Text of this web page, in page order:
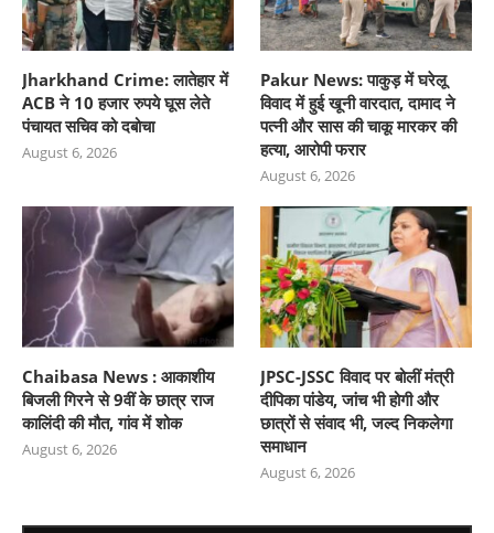
Jharkhand Crime: लातेहार में
ACB ने 10 हजार रुपये घूस लेते
पंचायत सचिव को दबोचा
August 6, 2026
Pakur News: पाकुड़ में घरेलू
विवाद में हुई खूनी वारदात, दामाद ने
पत्नी और सास की चाकू मारकर की
हत्या, आरोपी फरार
August 6, 2026
Chaibasa News : आकाशीय
बिजली गिरने से 9वीं के छात्र राज
कालिंदी की मौत, गांव में शोक
August 6, 2026
JPSC-JSSC विवाद पर बोलीं मंत्री
दीपिका पांडेय, जांच भी होगी और
छात्रों से संवाद भी, जल्द निकलेगा
समाधान
August 6, 2026